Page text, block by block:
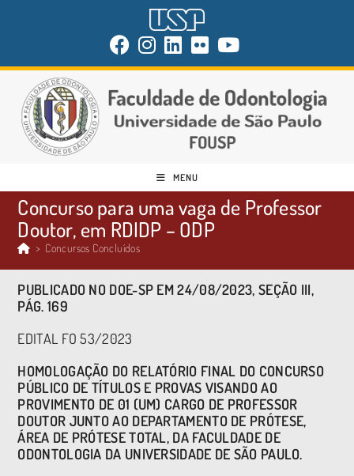
MENU
Concurso para uma vaga de Professor
Doutor, em RDIDP – ODP
> Concursos Concluídos
PUBLICADO NO DOE-SP EM 24/08/2023, SEÇÃO III,
PÁG. 169
EDITAL FO 53/2023
HOMOLOGAÇÃO DO RELATÓRIO FINAL DO CONCURSO
PÚBLICO DE TÍTULOS E PROVAS VISANDO AO
PROVIMENTO DE 01 (UM) CARGO DE PROFESSOR
DOUTOR JUNTO AO DEPARTAMENTO DE PRÓTESE,
ÁREA DE PRÓTESE TOTAL, DA FACULDADE DE
ODONTOLOGIA DA UNIVERSIDADE DE SÃO PAULO.